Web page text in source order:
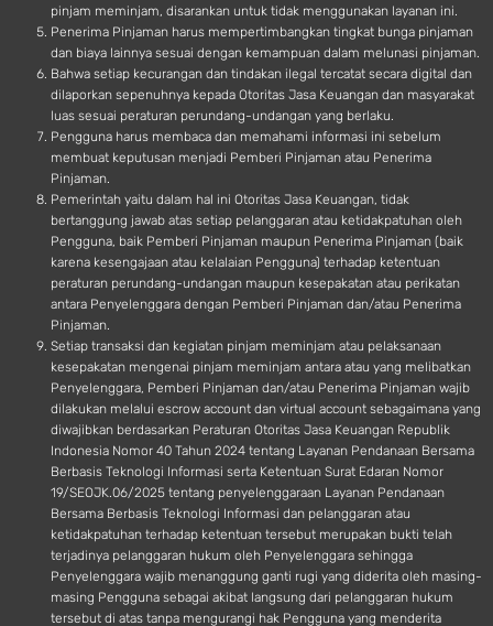
pinjam meminjam, disarankan untuk tidak menggunakan layanan ini.
Penerima Pinjaman harus mempertimbangkan tingkat bunga pinjaman
dan biaya lainnya sesuai dengan kemampuan dalam melunasi pinjaman.
Bahwa setiap kecurangan dan tindakan ilegal tercatat secara digital dan
dilaporkan sepenuhnya kepada Otoritas Jasa Keuangan dan masyarakat
luas sesuai peraturan perundang-undangan yang berlaku.
Pengguna harus membaca dan memahami informasi ini sebelum
membuat keputusan menjadi Pemberi Pinjaman atau Penerima
Pinjaman.
Pemerintah yaitu dalam hal ini Otoritas Jasa Keuangan, tidak
bertanggung jawab atas setiap pelanggaran atau ketidakpatuhan oleh
Pengguna, baik Pemberi Pinjaman maupun Penerima Pinjaman (baik
karena kesengajaan atau kelalaian Pengguna) terhadap ketentuan
peraturan perundang-undangan maupun kesepakatan atau perikatan
antara Penyelenggara dengan Pemberi Pinjaman dan/atau Penerima
Pinjaman.
Setiap transaksi dan kegiatan pinjam meminjam atau pelaksanaan
kesepakatan mengenai pinjam meminjam antara atau yang melibatkan
Penyelenggara, Pemberi Pinjaman dan/atau Penerima Pinjaman wajib
dilakukan melalui escrow account dan virtual account sebagaimana yang
diwajibkan berdasarkan Peraturan Otoritas Jasa Keuangan Republik
Indonesia Nomor 40 Tahun 2024 tentang Layanan Pendanaan Bersama
Berbasis Teknologi Informasi serta Ketentuan Surat Edaran Nomor
19/SEOJK.06/2025 tentang penyelenggaraan Layanan Pendanaan
Bersama Berbasis Teknologi Informasi dan pelanggaran atau
ketidakpatuhan terhadap ketentuan tersebut merupakan bukti telah
terjadinya pelanggaran hukum oleh Penyelenggara sehingga
Penyelenggara wajib menanggung ganti rugi yang diderita oleh masing-
masing Pengguna sebagai akibat langsung dari pelanggaran hukum
tersebut di atas tanpa mengurangi hak Pengguna yang menderita